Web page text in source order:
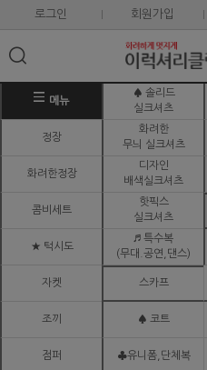
로그인 회원가입
메뉴
♠ 솔리드
실크셔츠
정장
화려한
무늬 실크셔츠
화려한정장
디자인
배색실크셔츠
콤비세트
핫픽스
실크셔츠
★ 턱시도
♬ 특수복
(무대.공연,댄스)
자켓 스카프
조끼 ♠ 코트
점퍼 ♣유니폼,단체복